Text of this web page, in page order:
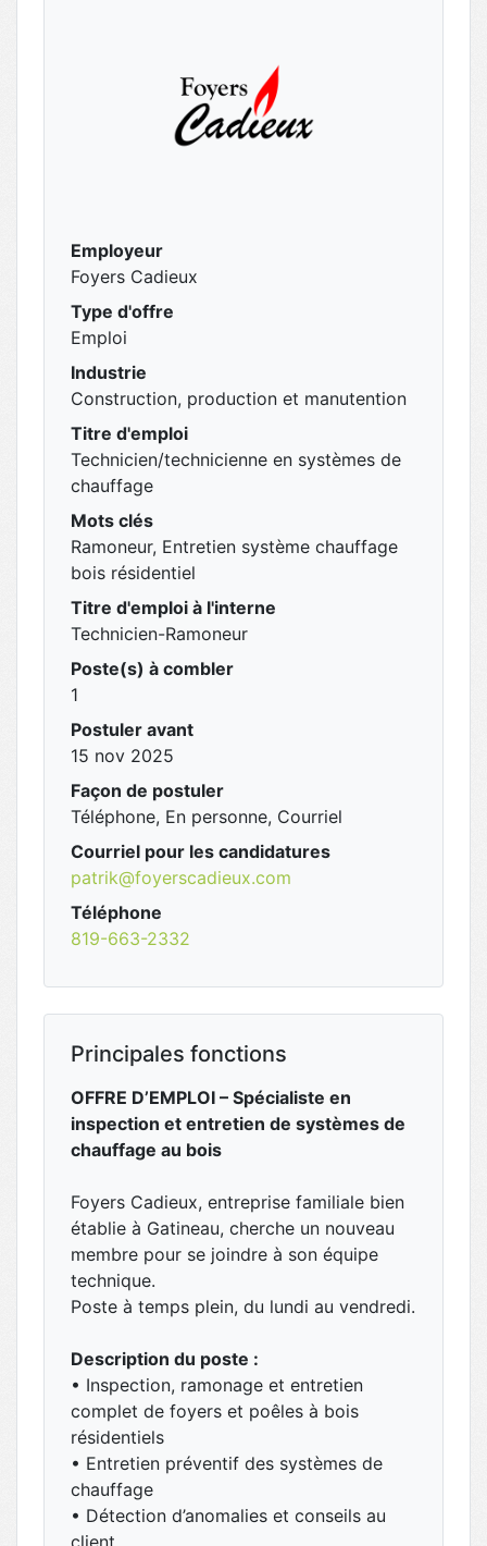
Employeur
Foyers Cadieux
Type d'offre
Emploi
Industrie
Construction, production et manutention
Titre d'emploi
Technicien/technicienne en systèmes de
chauffage
Mots clés
Ramoneur, Entretien système chauffage
bois résidentiel
Titre d'emploi à l'interne
Technicien-Ramoneur
Poste(s) à combler
1
Postuler avant
15 nov 2025
Façon de postuler
Téléphone, En personne, Courriel
Courriel pour les candidatures
patrik@foyerscadieux.com
Téléphone
819-663-2332
Principales fonctions
OFFRE D’EMPLOI – Spécialiste en
inspection et entretien de systèmes de
chauffage au bois
Foyers Cadieux, entreprise familiale bien
établie à Gatineau, cherche un nouveau
membre pour se joindre à son équipe
technique.
Poste à temps plein, du lundi au vendredi.
Description du poste :
• Inspection, ramonage et entretien
complet de foyers et poêles à bois
résidentiels
• Entretien préventif des systèmes de
chauffage
• Détection d’anomalies et conseils au
client